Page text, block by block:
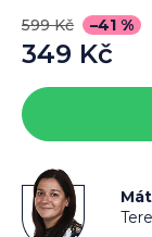
599 Kč
–41 %
349 Kč
cena: